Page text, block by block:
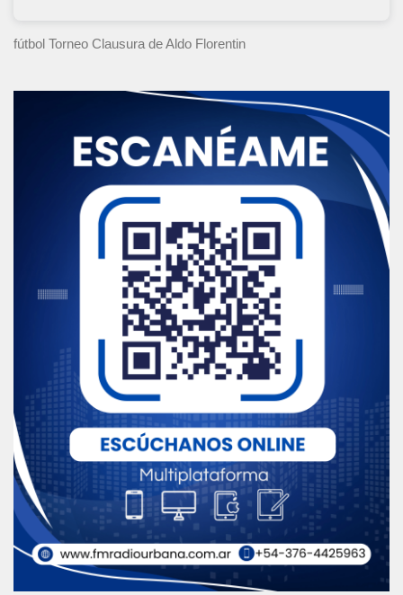
fútbol Torneo Clausura de Aldo Florentin